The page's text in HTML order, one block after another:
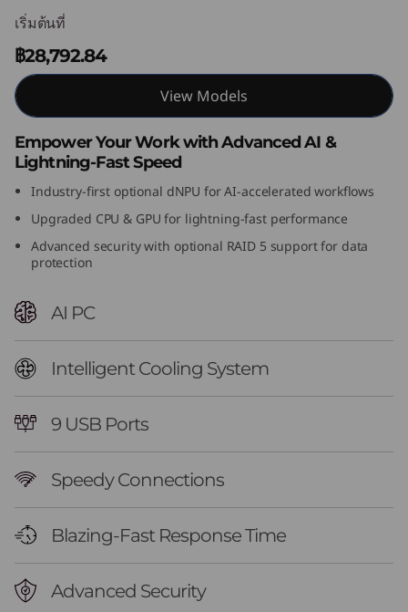
6
n
e
T
o
w
e
เริ่มต้นที่
฿28,792.84
View Models
Empower Your Work with Advanced AI &
Lightning-Fast Speed
Industry-first optional dNPU for AI-accelerated workflows
Upgraded CPU & GPU for lightning-fast performance
Advanced security with optional RAID 5 support for data
protection
AI PC
Intelligent Cooling System
9 USB Ports
Speedy Connections
Blazing-Fast Response Time
Advanced Security